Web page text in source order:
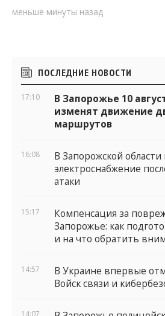
меньше минуты назад
Боковые
виджеты
ПОСЛЕДНИЕ НОВОСТИ
17:10
В Запорожье 10
изменят движение
маршрутов
16:08
В Запорожской области
электроснабжение
атаки
15:17
Компенсация за
Запорожье: как
и на что обратить
14:57
В Украине впервые
Войск связи и
14:07